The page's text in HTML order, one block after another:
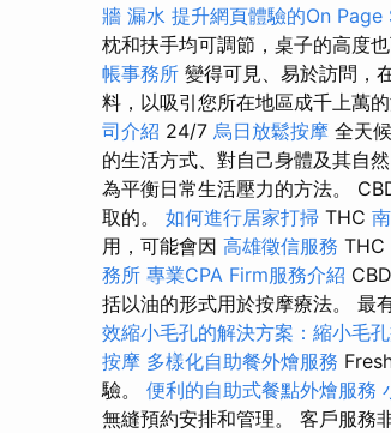
牆 漏水 提升網頁體驗的On Page
枕和扶手均可調節，桌子的高度
帳事務所 變得可見、易於訪問，
料，以吸引您所在地區成千上萬
司介紹 24/7 烏日放鬆按摩 全天
的生活方式、對自己身體及其自
為平衡日常生活壓力的方法。
取的。 如何進行居家打掃 THC
用，可能會因 高雄徵信服務 THC
務所 專業CPA Firm服務介紹 CBD
括以油的形式用於按摩療法。 最
效縮小毛孔的解決方案：縮小毛
按摩 多樣化自助餐外燴服務
驗。 便利的自助式餐點外燴服務
無縫預約安排和管理。 客戶服務